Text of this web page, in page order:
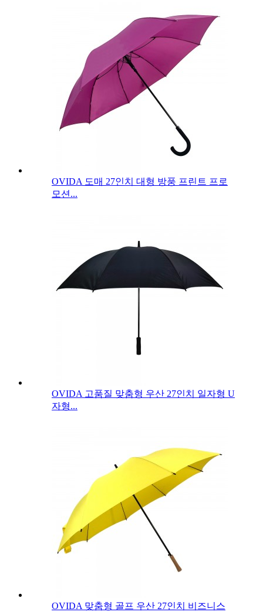
OVIDA 도매 27인치 대형 방풍 프린트 프로
모션...
OVIDA 고품질 맞춤형 우산 27인치 일자형 U
자형...
OVIDA 맞춤형 골프 우산 27인치 비즈니스